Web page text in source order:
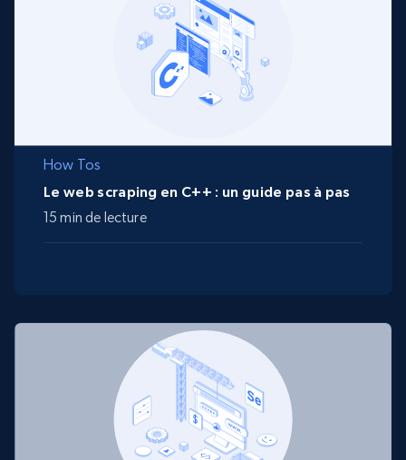
How Tos
Le web scraping en C++ : un guide pas à pas
15 min de lecture